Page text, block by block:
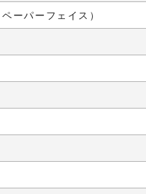
パーフェイス）